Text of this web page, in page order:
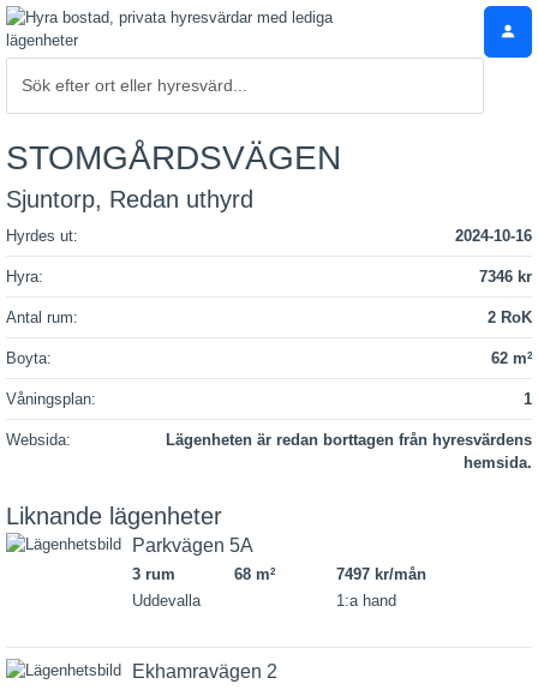
STOMGÅRDSVÄGEN
Sjuntorp, Redan uthyrd
Hyrdes ut: 2024-10-16
Hyra: 7346 kr
Antal rum: 2 RoK
Boyta: 62 m2
Våningsplan: 1
Websida:
Lägenheten är redan borttagen från hyresvärdens
hemsida.
Liknande lägenheter
Parkvägen 5A
3 rum 68 m2
7497 kr/mån
Uddevalla
1:a hand
Ekhamravägen 2